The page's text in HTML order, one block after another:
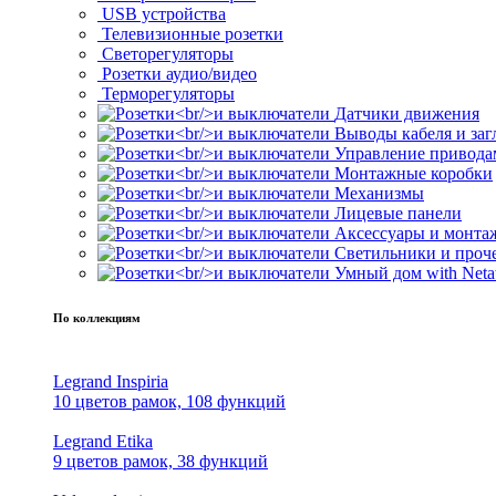
USB устройства
Телевизионные розетки
Светорегуляторы
Розетки аудио/видео
Терморегуляторы
Датчики движения
Выводы кабеля и
Управление
Монтажные коробки
Механизмы
Лицевые панели
Аксессуары и
Светильники и
Умный дом with
По коллекциям
Legrand Inspiria
10 цветов рамок, 108 функций
Legrand Etika
9 цветов рамок, 38 функций